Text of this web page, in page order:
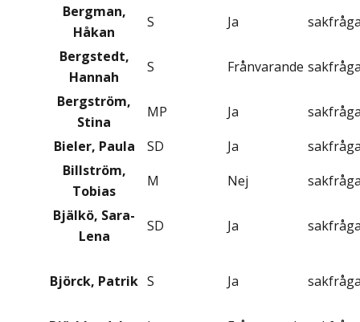
Bergman,
Håkan
S Ja
Bergstedt,
Hannah
S Frånvarande
Bergström,
Stina
MP Ja
Bieler, Paula
SD Ja
Billström,
Tobias
M Nej
Bjälkö, Sara-
Lena
SD Ja
Björck, Patrik S Ja